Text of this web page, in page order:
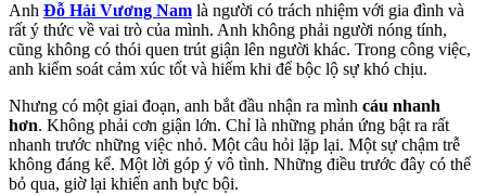
Anh Đỗ Hải Vương Nam là người có trách nhiệm với gia đình và
rất ý thức về vai trò của mình. Anh không phải người nóng tính,
cũng không có thói quen trút giận lên người khác. Trong công việc,
anh kiểm soát cảm xúc tốt và hiếm khi để bộc lộ sự khó chịu.
Nhưng có một giai đoạn, anh bắt đầu nhận ra mình cáu nhanh
hơn. Không phải cơn giận lớn. Chỉ là những phản ứng bật ra rất
nhanh trước những việc nhỏ. Một câu hỏi lặp lại. Một sự chậm trễ
không đáng kể. Một lời góp ý vô tình. Những điều trước đây có thể
bỏ qua, giờ lại khiến anh bực bội.